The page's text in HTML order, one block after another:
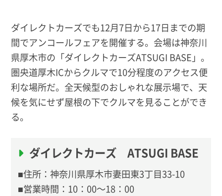
ダイレクトカーズでも12月7日から17日までの期
間でアンコールフェアを開催する。会場は神奈川
県厚木市の「ダイレクトカーズATSUGI BASE」。
圏央道厚木ICからクルマで10分程度のアクセス便
利な場所だ。全天候型のおしゃれな展示場で、天
候を気にせず屋根の下でクルマを見ることができ
る。
ダイレクトカーズ ATSUGI BASE
■住所：神奈川県厚木市妻田東3丁目33-10
■営業時間：10：00〜18：00